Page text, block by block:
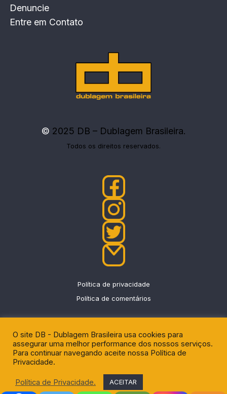
Denuncie
Entre em Contato
© 2025 DB – Dublagem Brasileira.
Todos os direitos reservados.
Política de privacidade
Política de comentários
DU - News |Eggnews byTheme Egg.
O site DB - Dublagem Brasileira usa cookies para
assegurar uma melhor performance dos nossos serviços.
Para continuar navegando aceite nossa Política de
Privacidade.
Política de Privacidade. ACEITAR